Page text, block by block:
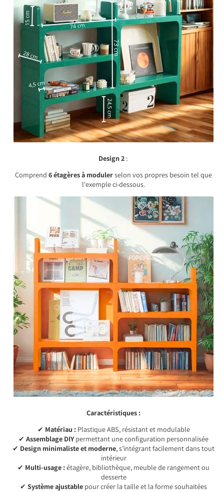
Design 2:
Comprend 6 étagères à modulerselon vos propres besoin tel que
l'exemple ci-dessous.
Caractéristiques :
✔ Matériau :Plastique ABS, résistant et modulable
✔ Assemblage DIYpermettant une configuration personnalisée
✔ Design minimaliste et moderne, s’intégrant facilement dans tout
intérieur
✔ Multi-usage :étagère, bibliothèque, meuble de rangement ou
desserte
✔ Système ajustable pour créer la taille et la forme souhaitées